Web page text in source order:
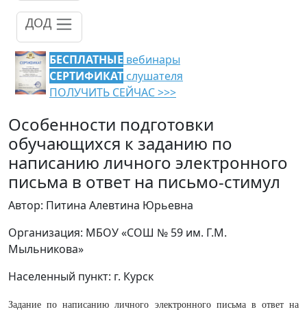
ДОД
БЕСПЛАТНЫЕ вебинары
СЕРТИФИКАТ слушателя
ПОЛУЧИТЬ СЕЙЧАС >>>
Особенности подготовки
обучающихся к заданию по
написанию личного электронного
письма в ответ на письмо-стимул
Автор: Питина Алевтина Юрьевна
Организация: МБОУ «СОШ № 59 им. Г.М.
Мыльникова»
Населенный пункт: г. Курск
Задание по написанию личного электронного письма в ответ на